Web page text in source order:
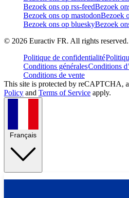
Bezoek ons op rss-feedBezoek
Bezoek ons op mastodonBezoek
Bezoek ons op blueskyBezoek
© 2026 Euractiv FR. All rights reserved.
Politique de confidentialité
Conditions généralesConditions
Conditions de vente
This site is protected by reCAPTCHA,
Policy and Terms of Service apply.
Français